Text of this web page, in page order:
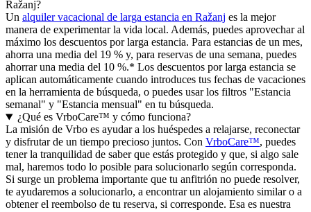
Ražanj?
Un alquiler vacacional de larga estancia en Ražanj es la mejor
manera de experimentar la vida local. Además, puedes aprovechar al
máximo los descuentos por larga estancia. Para estancias de un mes,
ahorra una media del 19 % y, para reservas de una semana, puedes
ahorrar una media del 10 %.* Los descuentos por larga estancia se
aplican automáticamente cuando introduces tus fechas de vacaciones
en la herramienta de búsqueda, o puedes usar los filtros "Estancia
semanal" y "Estancia mensual" en tu búsqueda.
¿Qué es VrboCare™ y cómo funciona?
La misión de Vrbo es ayudar a los huéspedes a relajarse, reconectar
y disfrutar de un tiempo precioso juntos. Con VrboCare™, puedes
tener la tranquilidad de saber que estás protegido y que, si algo sale
mal, haremos todo lo posible para solucionarlo según corresponda.
Si surge un problema importante que tu anfitrión no puede resolver,
te ayudaremos a solucionarlo, a encontrar un alojamiento similar o a
obtener el reembolso de tu reserva, si corresponde. Esa es nuestra